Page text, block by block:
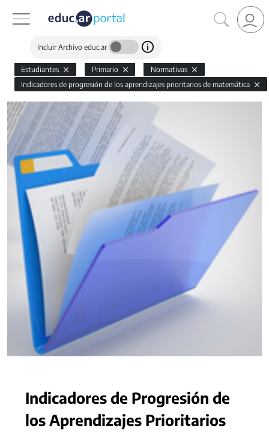
Incluir Archivo educ.ar
Estudiantes Primario
Normativas
Indicadores de progresión de los aprendizajes prioritarios de matemática
Indicadores de Progresión de
los Aprendizajes Prioritarios